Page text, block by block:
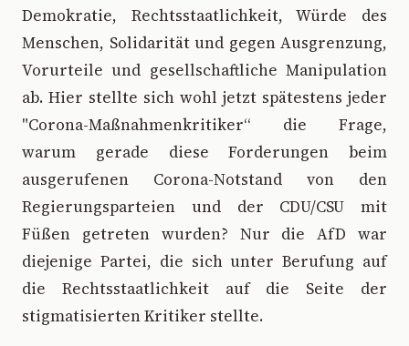
Demokratie, Rechtsstaatlichkeit, Würde des
Menschen, Solidarität und gegen Ausgrenzung,
Vorurteile und gesellschaftliche Manipulation
ab. Hier stellte sich wohl jetzt spätestens jeder
"Corona-Maßnahmenkritiker“ die Frage,
warum gerade diese Forderungen beim
ausgerufenen Corona-Notstand von den
Regierungsparteien und der CDU/CSU mit
Füßen getreten wurden? Nur die AfD war
diejenige Partei, die sich unter Berufung auf
die Rechtsstaatlichkeit auf die Seite der
stigmatisierten Kritiker stellte.